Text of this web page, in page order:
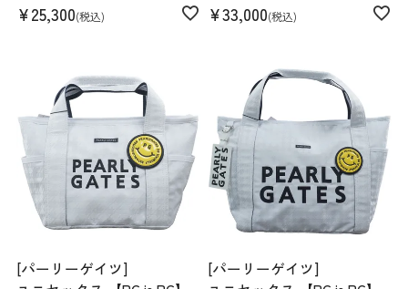
¥25,300 税込 ¥33,000 税込
[パーリーゲイツ]
[パーリーゲイツ]